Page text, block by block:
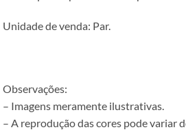
Unidade de venda: Par.
Observações:
– Imagens meramente ilustrativas.
– A reprodução das cores pode variar